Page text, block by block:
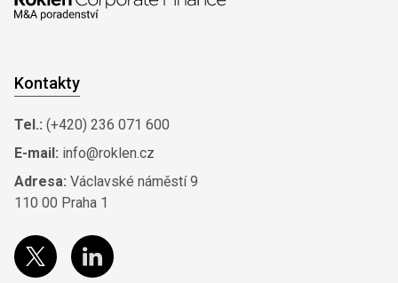
Kontakty
Tel.: (+420) 236 071 600
E-mail: info@roklen.cz
Adresa: Václavské náměstí 9
110 00 Praha 1